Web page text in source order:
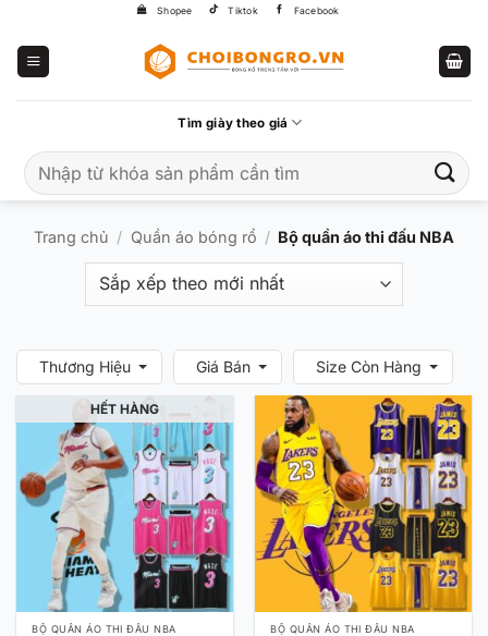
Shopee Tiktok Facebook
Tìm giày theo giá
kiếm:
Trang chủ / Quần áo bóng rổ / Bộ quần áo thi đấu NBA
Thương Hiệu Giá Bán Size Còn Hàng
HẾT HÀNG
BỘ QUẦN ÁO THI ĐẤU NBA BỘ QUẦN ÁO THI ĐẤU NBA